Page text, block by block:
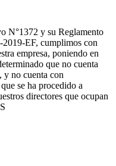
N°1372 y su Reglamento
EF, cumplimos con
empresa, poniendo en
que no cuenta
y no cuenta con
se ha procedido a
directores que ocupan